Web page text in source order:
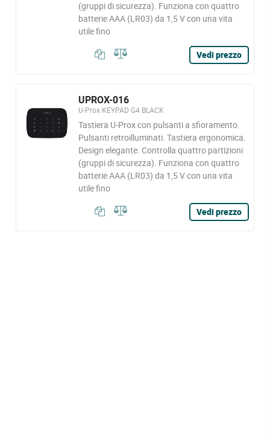
(gruppi di sicurezza). Funziona con quattro
batterie AAA (LR03) da 1,5 V con una vita
utile fino
Vedi prezzo
UPROX-016
U-Prox KEYPAD G4 BLACK
Tastiera U-Prox con pulsanti a sfioramento.
Pulsanti retroilluminati. Tastiera ergonomica.
Design elegante. Controlla quattro partizioni
(gruppi di sicurezza). Funziona con quattro
batterie AAA (LR03) da 1,5 V con una vita
utile fino
Vedi prezzo